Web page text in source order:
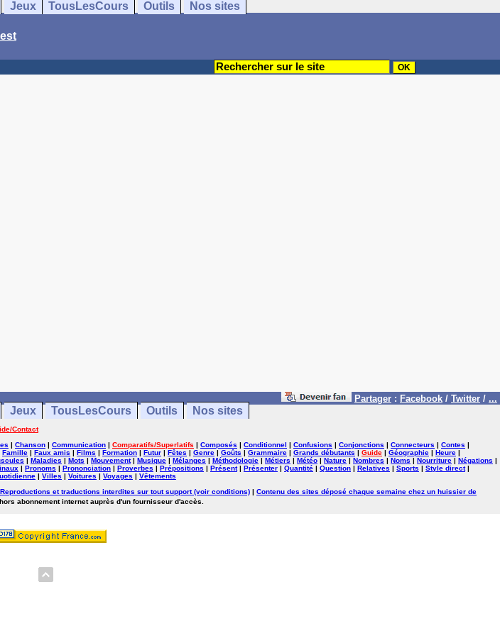
Jeux TousLesCours Outils Nos sites
Partager : Facebook / Twitter / ...
Jeux TousLesCours Outils Nos sites
Contact
| Chanson | Communication | Comparatifs/Superlatifs | Composés | Conditionnel | Confusions | Conjonctions | Connecteurs | Contes |
Famille | Faux amis | Films | Formation | Futur | Fêtes | Genre | Goûts | Grammaire | Grands débutants | Guide | Géographie | Heure |
| Maladies | Mots | Mouvement| Musique | Mélanges | Méthodologie | Métiers | Météo | Nature | Nombres | Noms | Nourriture | Négations |
| Pronoms | Prononciation | Proverbes | Prépositions | Présent| Présenter | Quantité | Question | Relatives | Sports | Style direct|
| Villes | Voitures | Voyages | Vêtements
Reproductions et traductions interdites sur tout support (voir conditions) | Contenu des sites déposé chaque semaine chez un huissier de
abonnement internet auprès d'un fournisseur d'accès.